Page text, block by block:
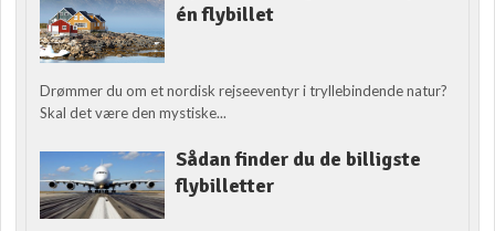
én flybillet
Drømmer du om et nordisk rejseeventyr i tryllebindende natur?
Skal det være den mystiske...
Sådan finder du de billigste
flybilletter